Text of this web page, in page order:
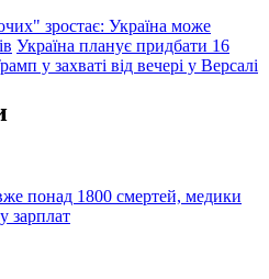
зростає: Україна може
Україна планує придбати 16
у захваті від вечері у Версалі
понад 1800 смертей, медики
зарплат